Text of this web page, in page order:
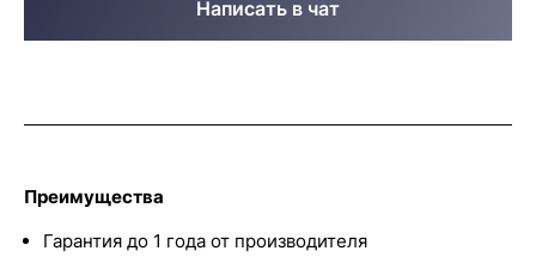
Написать в чат
Преимущества
Гарантия до 1 года от производителя